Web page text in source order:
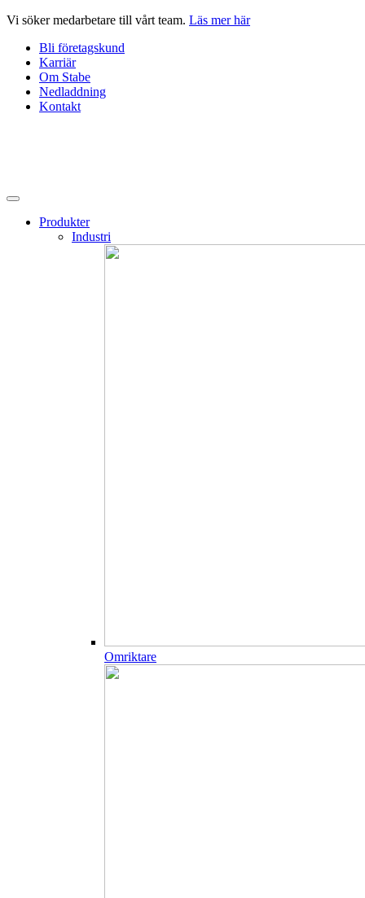
Hoppa
innehåll
Vi söker medarbetare till vårt team. Läs mer här
Bli företagskund
Karriär
Om Stabe
Nedladdning
Kontakt
Produkter
Industri
Omriktare